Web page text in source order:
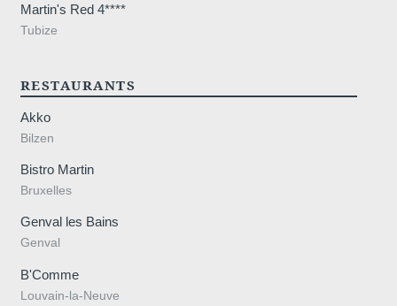
Martin's Red 4****
Tubize
RESTAURANTS
Akko
Bilzen
Bistro Martin
Bruxelles
Genval les Bains
Genval
B'Comme
Louvain-la-Neuve